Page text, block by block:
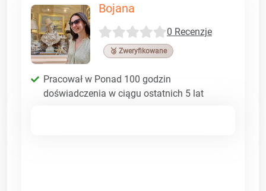
Bojana
0 Recenzje
🥉 Zweryfikowane
Pracował w Ponad 100 godzin
doświadczenia w ciągu ostatnich 5 lat